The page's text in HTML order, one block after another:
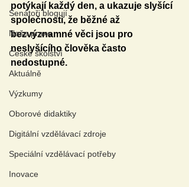
Senátoři blogují
Naše praxe
České školství
Aktuálně
Výzkumy
Oborové didaktiky
Digitální vzdělávací zdroje
Speciální vzdělávací potřeby
Inovace
potýkají každý den, a ukazuje slyšící
společnosti, že běžné až
bezvýznamné věci jsou pro
neslyšícího člověka často
nedostupné.